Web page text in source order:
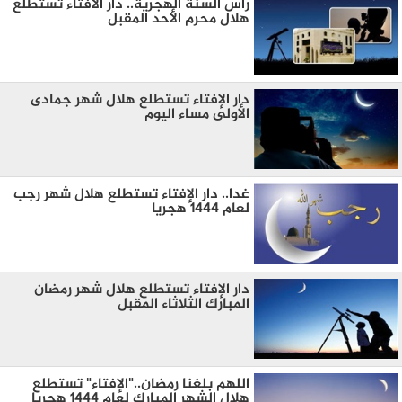
رأس السنة الهجرية.. دار الافتاء تستطلع
هلال محرم الأحد المقبل
دار الإفتاء تستطلع هلال شهر جمادى
الأولى مساء اليوم
غدا.. دار الإفتاء تستطلع هلال شهر رجب
لعام 1444 هجريا
دار الإفتاء تستطلع هلال شهر رمضان
المبارك الثلاثاء المقبل
اللهم بلغنا رمضان.."الإفتاء" تستطلع